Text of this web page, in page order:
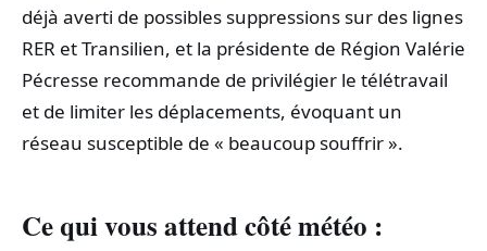
déjà averti de possibles suppressions sur des lignes
RER et Transilien, et la présidente de Région Valérie
Pécresse recommande de privilégier le télétravail
et de limiter les déplacements, évoquant un
réseau susceptible de « beaucoup souffrir ».
Ce qui vous attend côté météo :